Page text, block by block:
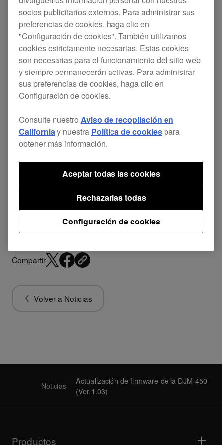
La longitud del retraso de corte ha
cambiado para un scratch más
sensible.
El canal seleccionado se mostraba en
el display al cambiar el efecto de canal.
Solucionado
USB (FX SEND/RETURN) al conmutar
la asignación de FX en rekordbox con
BEAT FX activado.
Solucionados otros problemas
Compartir
Volver a Noticias
Noticias
Actualización de firmware de la DJM-450
(Ver.1.03)
Productos
socios publicitarios externos. Para administrar sus
preferencias de cookies, haga clic en
"Configuración de cookies". También utilizamos
cookies estrictamente necesarias. Estas cookies
son necesarias para el funcionamiento del sitio web
y siempre permanecerán activas. Para administrar
sus preferencias de cookies, haga clic en
Configuración de cookies.
Consulte nuestro Aviso de recopilación en
Californiay nuestra Política de cookiespara
obtener más información.
Configuración de cookies
Rechazarlas todas
Aceptar todas las cookies